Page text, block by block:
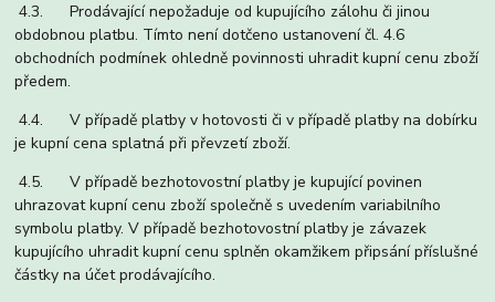
4.3. Prodávající nepožaduje od kupujícího zálohu či jinou
obdobnou platbu. Tímto není dotčeno ustanovení čl. 4.6
obchodních podmínek ohledně povinnosti uhradit kupní cenu zboží
předem.
4.4. V případě platby v hotovosti či v případě platby na dobírku
je kupní cena splatná při převzetí zboží.
4.5. V případě bezhotovostní platby je kupující povinen
uhrazovat kupní cenu zboží společně s uvedením variabilního
symbolu platby. V případě bezhotovostní platby je závazek
kupujícího uhradit kupní cenu splněn okamžikem připsání příslušné
částky na účet prodávajícího.